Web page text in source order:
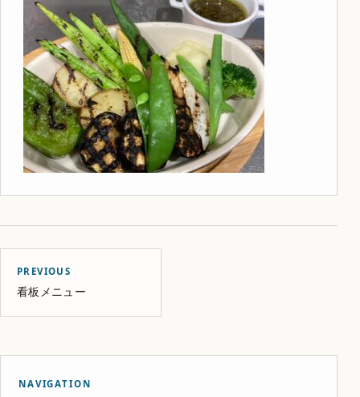
PREVIOUS
看板メニュー
NAVIGATION